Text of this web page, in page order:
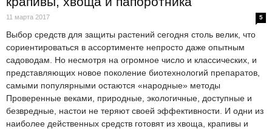
11 марта 2017 5
Выбор средств для защиты растений сегодня столь велик, что
сориентироваться в ассортименте непросто даже опытным
садоводам. Но несмотря на огромное число и классических, и
представляющих новое поколение биотехнологий препаратов,
самыми популярными остаются «народные» методы
Проверенные веками, природные, экологичные, доступные и
безвредные, настои не теряют своей эффективности. И одни из
наиболее действенных средств готовят из хвоща, крапивы и